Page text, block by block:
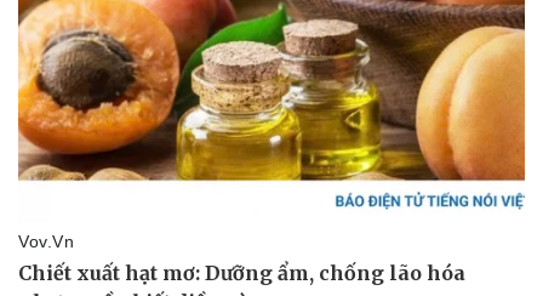
Doanh nghiệp
Công nghệ